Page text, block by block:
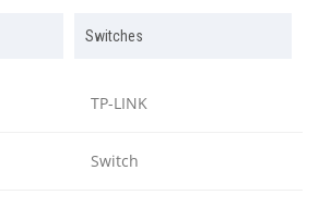
Switches
TP-LINK
Switch